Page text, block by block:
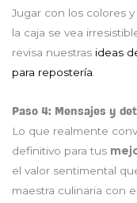
Jugar con los colores
la caja se vea
revisa nuestras ideas
para repostería
Paso 4: Mensajes y
Lo que realmente
definitivo para tus
el valor sentimental
maestra culinaria con